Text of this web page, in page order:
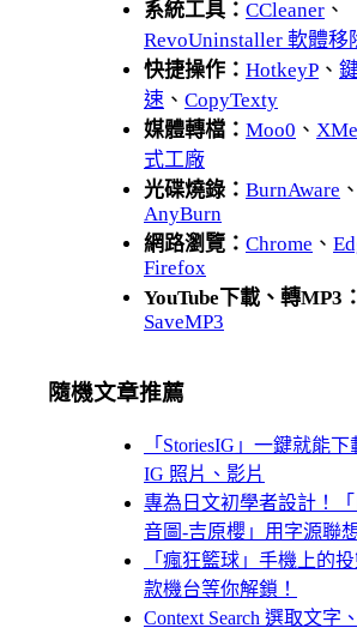
系統工具： CCleaner 、
RevoUninstaller 軟體移
快捷操作： HotkeyP 、
速 、 CopyTexty
媒體轉檔： Moo0 、
式工廠
光碟燒錄： BurnAware 、
AnyBurn
網路瀏覽： Chrome 、
Firefox
YouTube下載、轉MP3：
SaveMP3
隨機文章推薦
「StoriesIG」一鍵就能
IG 照片、影片
專為日文初學者設計！
音圖-吉原櫻」用字源聯
「瘋狂籃球」手機上的
款機台等你解鎖！
Context Search 選取文字